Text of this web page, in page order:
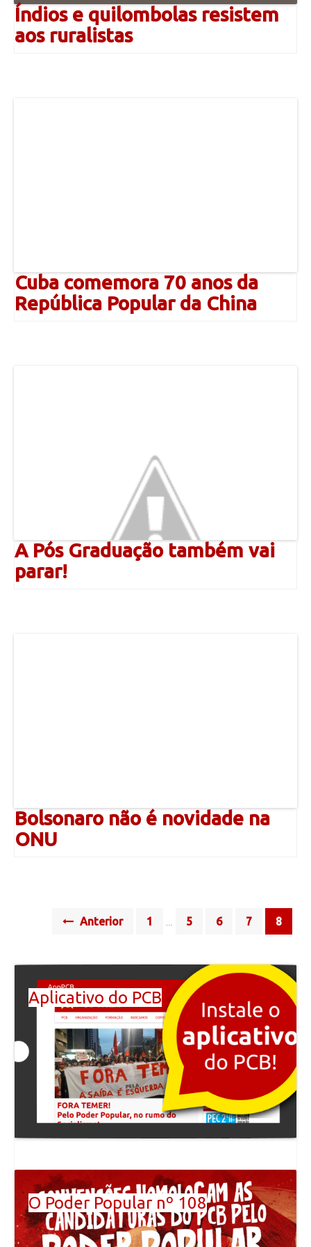
Índios e quilombolas resistem
aos ruralistas
Cuba comemora 70 anos da
República Popular da China
A Pós Graduação também vai
parar!
Bolsonaro não é novidade na
ONU
Anterior 1 5 6 7 8
Aplicativo do PCB
O Poder Popular nº 108